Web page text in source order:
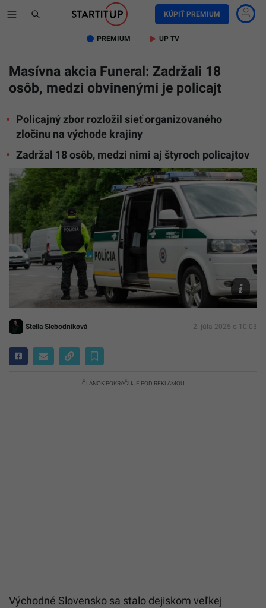
KÚPIŤ PREMIUM
PREMIUM UP TV
Masívna akcia Funeral: Zadržali 18
osôb, medzi obvinenými je policajt
Policajný zbor rozložil sieť organizovaného
zločinu na východe krajiny
Zadržal 18 osôb, medzi nimi aj štyroch policajtov
TASR/
Stehlík
Stella Slebodníková 2. júla 2025 o 10:03
ČLÁNOK POKRAČUJE POD REKLAMOU
Východné Slovensko sa stalo dejiskom veľkej